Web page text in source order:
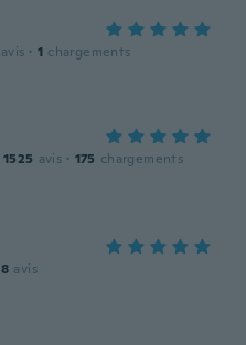
avis · 1 chargements
1525 avis · 175 chargements
8 avis